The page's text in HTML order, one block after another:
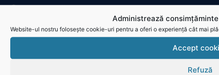
Administrează
Website-ul nostru folosește cookie-uri pentru a oferi o experiență cât mai
Accept
Refuză
Contactează-ne
Cum se joacă Rugby